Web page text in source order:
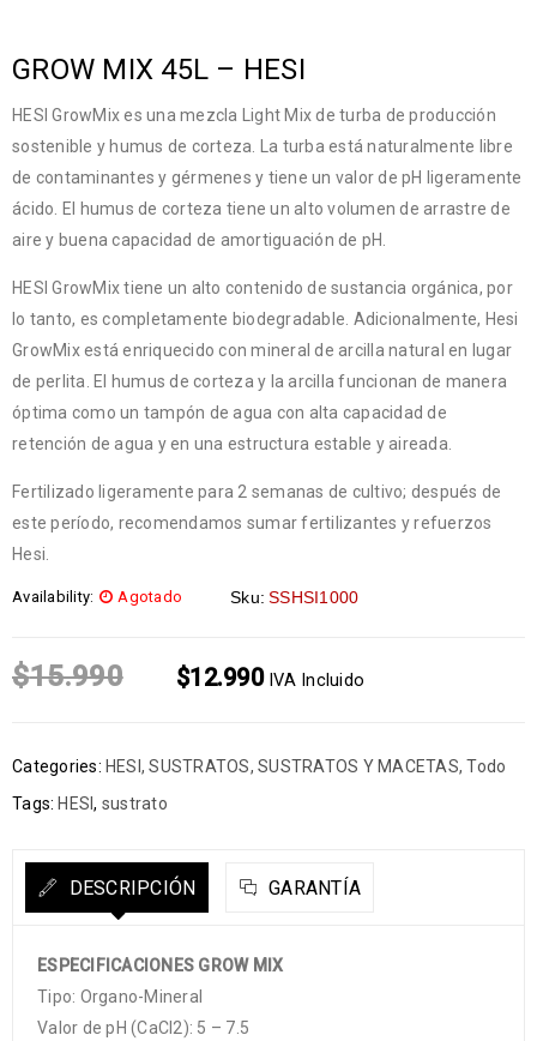
GROW MIX 45L – HESI
HESI GrowMix es una mezcla Light Mix de turba de producción
sostenible y humus de corteza. La turba está naturalmente libre
de contaminantes y gérmenes y tiene un valor de pH ligeramente
ácido. El humus de corteza tiene un alto volumen de arrastre de
aire y buena capacidad de amortiguación de pH.
HESI GrowMix tiene un alto contenido de sustancia orgánica, por
lo tanto, es completamente biodegradable. Adicionalmente, Hesi
GrowMix está enriquecido con mineral de arcilla natural en lugar
de perlita. El humus de corteza y la arcilla funcionan de manera
óptima como un tampón de agua con alta capacidad de
retención de agua y en una estructura estable y aireada.
Fertilizado ligeramente para 2 semanas de cultivo; después de
este período, recomendamos sumar fertilizantes y refuerzos
Hesi.
Availability: Agotado Sku: SSHSI1000
$15.990 $12.990 IVA Incluido
Categories: HESI ,SUSTRATOS, SUSTRATOS Y MACETAS,Todo
Tags: HESI, sustrato
DESCRIPCIÓN GARANTÍA
ESPECIFICACIONES GROW MIX
Tipo: Organo-Mineral
Valor de pH (CaCl2): 5 – 7.5